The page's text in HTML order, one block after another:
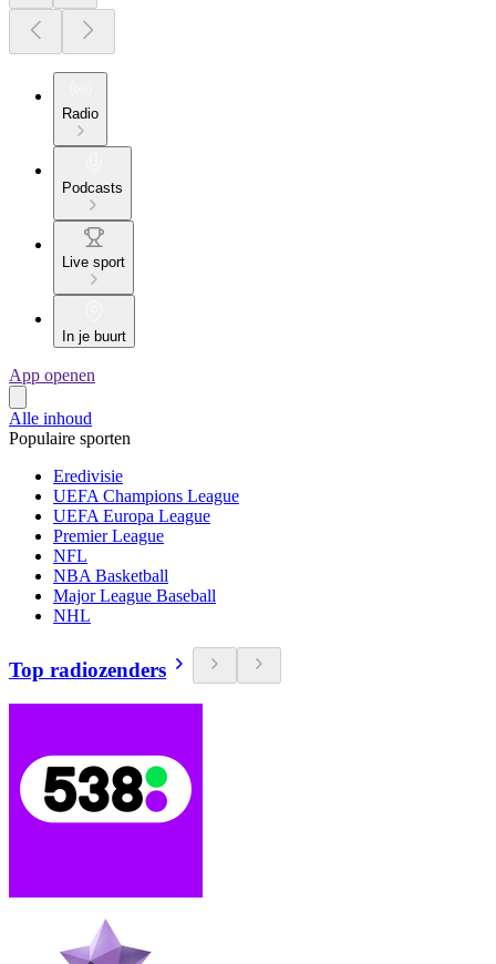
Radio
Podcasts
Live sport
In je buurt
App openen
Alle inhoud
Populaire sporten
Eredivisie
UEFA Champions League
UEFA Europa League
Premier League
NFL
NBA Basketball
Major League Baseball
NHL
Top radiozenders